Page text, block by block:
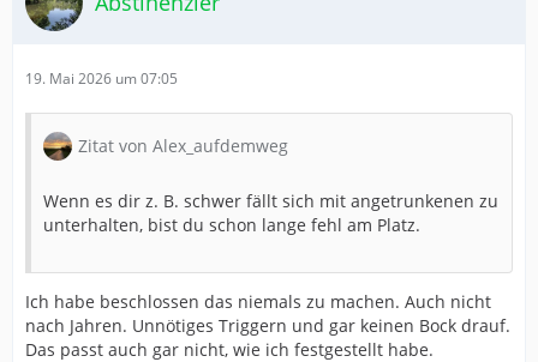
19. Mai 2026 um 07:05
Zitat von Alex_aufdemweg
Wenn es dir z. B. schwer fällt sich mit angetrunkenen zu
unterhalten, bist du schon lange fehl am Platz.
Ich habe beschlossen das niemals zu machen. Auch nicht
nach Jahren. Unnötiges Triggern und gar keinen Bock drauf.
Das passt auch gar nicht, wie ich festgestellt habe.